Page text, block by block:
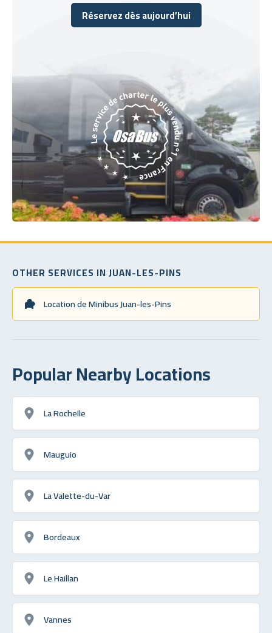
Réservez dès aujourd’hui
Réservez dès aujourd’hui
OTHER SERVICES IN JUAN-LES-PINS
Location de Minibus Juan-les-Pins
Popular Nearby Locations
La Rochelle
Mauguio
La Valette-du-Var
Bordeaux
Le Haillan
Vannes